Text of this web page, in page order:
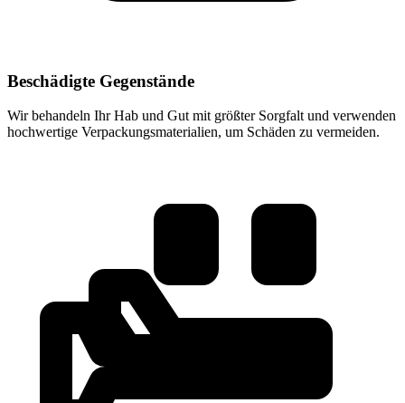
Beschädigte Gegenstände
Wir behandeln Ihr Hab und Gut mit größter Sorgfalt und verwenden
hochwertige Verpackungsmaterialien, um Schäden zu vermeiden.